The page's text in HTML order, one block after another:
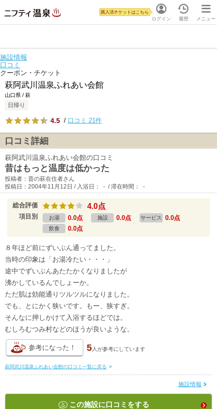
ログイン
購入済チケットはこちら
履歴 メニュー
施設情報
口コミ
クーポン・チケット
萩阿武川温泉ふれあい会館
山口県 / 萩
日帰り
4.5 / 口コミ 21件
口コミ詳細
萩阿武川温泉ふれあい会館の口コミ
昔はもっと温度は低かった
投稿者：昔の萩在住者さん
投稿日：2004年11月12日 / 入浴日： - / 滞在時間： -
総合評価 4.0点
項目別 お湯 0.0点 施設 0.0点 サービス 0.0点
飲食 0.0点
８年ほど前にずいぶん通ってました。
当時の印象は「お湯冷たい・・・」
途中でずいぶんあたたかくなりましたが
沸かしているんでしょーか。
ただ肌は効能通りツルツルになりました。
でも、とにかく狭いです。もー、狭すぎ。
そんなに押しかけて入浴するほどでは。
むしろむつみ村などのほうが良いような。
参考になった！ 5 人が参考にしています
萩阿武川温泉ふれあい会館の口コミ一覧に戻る >
施設情報
この施設に口コミをする